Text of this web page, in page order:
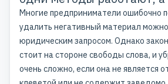
Многие предприниматели ошибочно
удалить негативный материал
юридическим запросом. Однако
стоит на стороне свободы слова, и
очень сложно, если она не является